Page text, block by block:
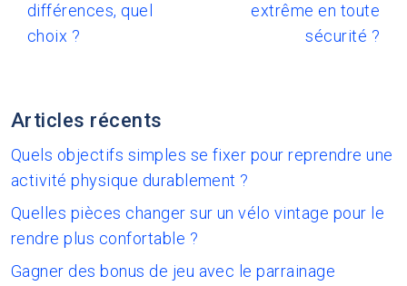
différences, quel
choix ?
extrême en toute
sécurité ?
Articles récents
Quels objectifs simples se fixer pour reprendre une
activité physique durablement ?
Quelles pièces changer sur un vélo vintage pour le
rendre plus confortable ?
Gagner des bonus de jeu avec le parrainage